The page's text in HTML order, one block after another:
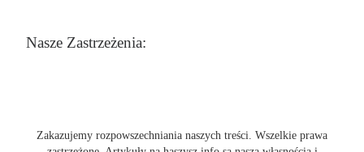
Nasze Zastrzeżenia:
Zakazujemy rozpowszechniania naszych treści. Wszelkie prawa